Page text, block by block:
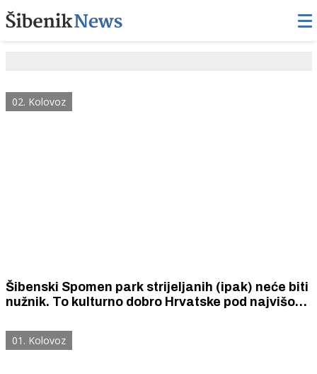
02. Kolovoz
Šibenski Spomen park strijeljanih (ipak) neće biti
nužnik. To kulturno dobro Hrvatske pod najvišom
prodaju pića.
01. Kolovoz